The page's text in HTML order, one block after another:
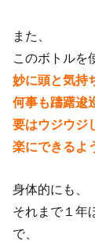
また、
このボトルを
妙に頭と気持
何事も躊躇逡
要はウジウジ
楽にできるよ
身体的にも、
それまで１年
で、